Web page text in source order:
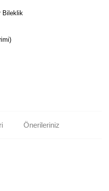
Bileklik
Önerileriniz